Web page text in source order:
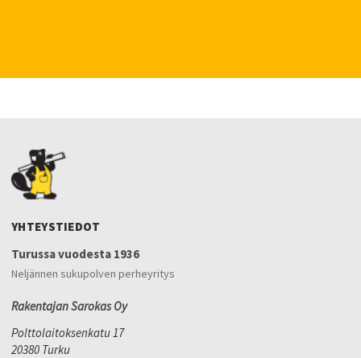
YHTEYSTIEDOT
Turussa vuodesta 1936
Neljännen sukupolven perheyritys
Rakentajan Sarokas Oy
Polttolaitoksenkatu 17
20380 Turku